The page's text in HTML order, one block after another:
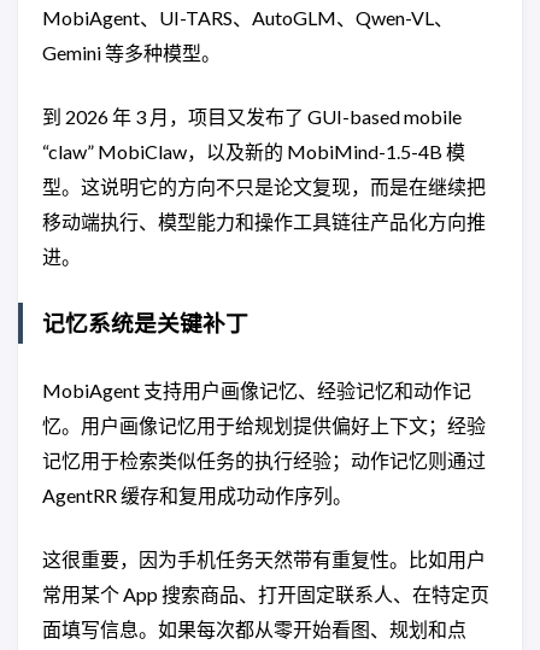
MobiAgent、UI-TARS、AutoGLM、Qwen-VL、
Gemini 等多种模型。
到 2026 年 3 月，项目又发布了 GUI-based mobile
“claw” MobiClaw，以及新的 MobiMind-1.5-4B 模
型。这说明它的方向不只是论文复现，而是在继续把
移动端执行、模型能力和操作工具链往产品化方向推
进。
记忆系统是关键补丁
MobiAgent 支持用户画像记忆、经验记忆和动作记
忆。用户画像记忆用于给规划提供偏好上下文；经验
记忆用于检索类似任务的执行经验；动作记忆则通过
AgentRR 缓存和复用成功动作序列。
这很重要，因为手机任务天然带有重复性。比如用户
常用某个 App 搜索商品、打开固定联系人、在特定页
面填写信息。如果每次都从零开始看图、规划和点